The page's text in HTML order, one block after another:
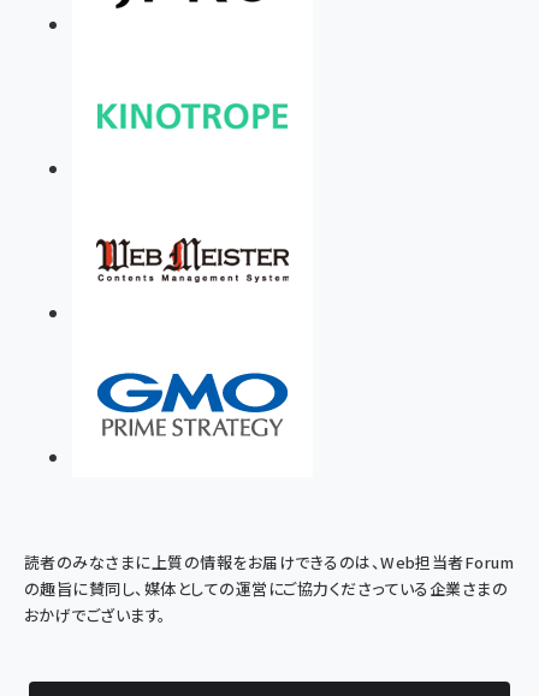
読者のみなさまに上質の情報をお届けできるのは、Web担当者Forum
の趣旨に賛同し、媒体としての運営にご協力くださっている企業さまの
おかげでございます。